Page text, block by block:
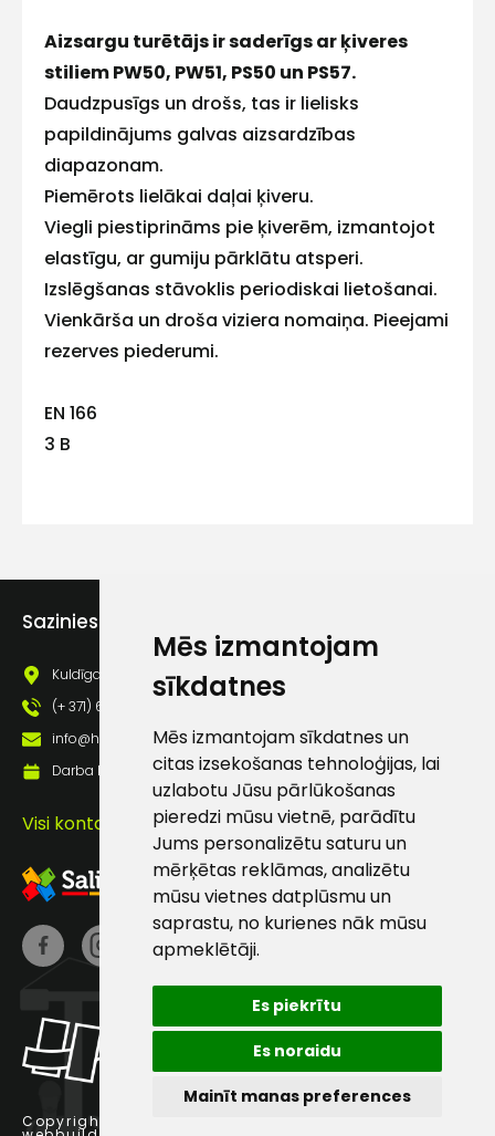
Mēs izmantojam
sīkdatnes
Mēs izmantojam sīkdatnes un
citas izsekošanas tehnoloģijas, lai
uzlabotu Jūsu pārlūkošanas
pieredzi mūsu vietnē, parādītu
Jums personalizētu saturu un
mērķētas reklāmas, analizētu
mūsu vietnes datplūsmu un
saprastu, no kurienes nāk mūsu
apmeklētāji.
Es piekrītu
Es noraidu
Mainīt manas preferences
Aizsargu turētājs ir saderīgs ar ķiveres
stiliem PW50, PW51, PS50 un PS57.
Daudzpusīgs un drošs, tas ir lielisks
papildinājums galvas aizsardzības
diapazonam.
Piemērots lielākai daļai ķiveru.
Viegli piestiprināms pie ķiverēm, izmantojot
elastīgu, ar gumiju pārklātu atsperi.
Izslēgšanas stāvoklis periodiskai lietošanai.
Vienkārša un droša viziera nomaiņa. Pieejami
rezerves piederumi.
EN 166
3 B
Copyright © 2025 Hards SIA.
Sazinies ar mums
Kuldīgas iela 69a, Saldus, Saldus nov., LV - 3801
(+ 371) 63 881 186
info@hards.lv
Darba laiks: Darbadienās: 8:00 - 17:00
Visi kontakti
E-pasts
Kontakttālrunis
pastā
Sūtīt ziņojumu
Klientu
atbalsts
Darbdienās:
(+371) 63 881
186
info@hards.lv